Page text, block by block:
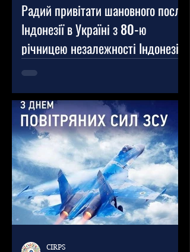
Радий привітати шановного посла
Індонезії в Україні з 80-ю
річницею незалежності Індонезії,
та побажати йому та дружньому
успіхів та процвітання.
CIRPS